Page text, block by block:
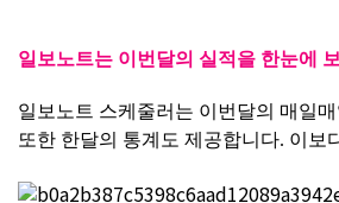
일보노트는 이번달의 실적을 한눈에
일보노트 스케줄러는 이번달의 매일
또한 한달의 통계도 제공합니다. 이